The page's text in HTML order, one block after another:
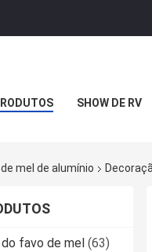
SHOW DE RV
de mel de alumínio
favo de mel (63)